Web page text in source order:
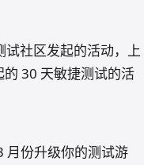
社区发起的活动，上
30 天敏捷测试的活
月份升级你的测试游